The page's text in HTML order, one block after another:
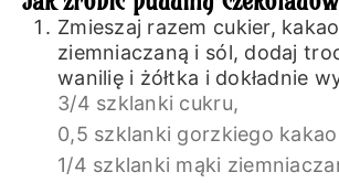
Zmieszaj razem cukier,
ziemniaczaną i sól, dodaj
wanilię i żółtka i dokładnie
3/4 szklanki cukru,
0,5 szklanki gorzkiego
1/4 szklanki mąki